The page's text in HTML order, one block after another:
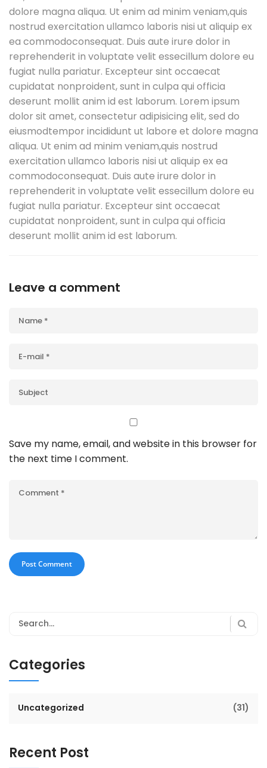
dolore magna aliqua. Ut enim ad minim veniam,quis
nostrud exercitation ullamco laboris nisi ut aliquip ex
ea commodoconsequat. Duis aute irure dolor in
reprehenderit in voluptate velit essecillum dolore eu
fugiat nulla pariatur. Excepteur sint occaecat
cupidatat nonproident, sunt in culpa qui officia
deserunt mollit anim id est laborum. Lorem ipsum
dolor sit amet, consectetur adipisicing elit, sed do
eiusmodtempor incididunt ut labore et dolore magna
aliqua. Ut enim ad minim veniam,quis nostrud
exercitation ullamco laboris nisi ut aliquip ex ea
commodoconsequat. Duis aute irure dolor in
reprehenderit in voluptate velit essecillum dolore eu
fugiat nulla pariatur. Excepteur sint occaecat
cupidatat nonproident, sunt in culpa qui officia
deserunt mollit anim id est laborum.
Leave a comment
Save my name, email, and website in this browser for
the next time I comment.
Categories
Uncategorized (31)
Recent Post